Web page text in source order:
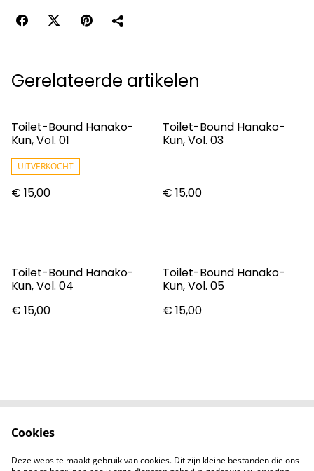
Gerelateerde artikelen
Toilet-Bound Hanako-
Kun, Vol. 01
UITVERKOCHT
€ 15,00
Toilet-Bound Hanako-
Kun, Vol. 03
€ 15,00
Toilet-Bound Hanako-
Kun, Vol. 04
€ 15,00
Toilet-Bound Hanako-
Kun, Vol. 05
€ 15,00
Privacybeleid
Cookiebeleid
Nieuwsberichten
Cookies
Deze website maakt gebruik van cookies. Dit zijn kleine bestanden die ons